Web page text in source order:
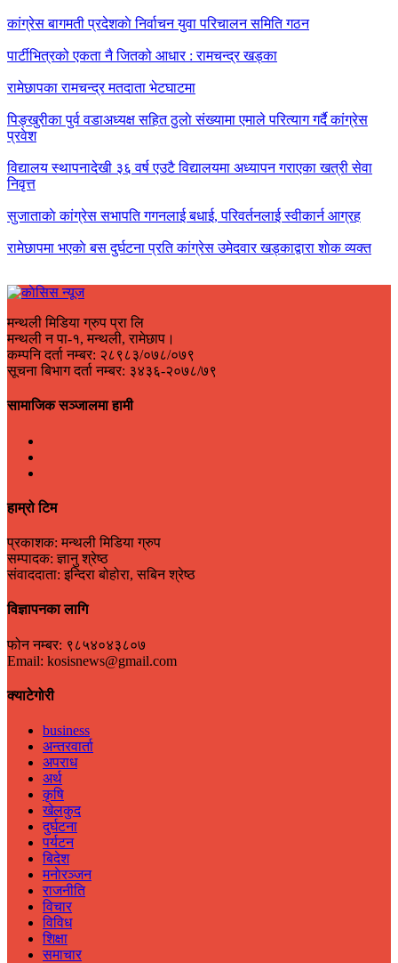
कांग्रेस बागमती प्रदेशकाे निर्वाचन युवा परिचालन समिति गठन
पार्टीभित्रको एकता नै जितको आधार : रामचन्द्र खड्का
रामेछापका रामचन्द्र मतदाता भेटघाटमा
पिङ्खुरीका पुर्व वडाअध्यक्ष सहित ठुलाे संख्यामा एमाले परित्याग गर्दै कांग्रेस
प्रवेश
विद्यालय स्थापनादेखी ३६ वर्ष एउटै विद्यालयमा अध्यापन गराएका खत्री सेवा
निवृत्त
सुजाताकाे कांग्रेस सभापति गगनलाई बधाई, परिवर्तनलाई स्वीकार्न आग्रह
रामेछापमा भएकाे बस दुर्घटना प्रति कांग्रेस उमेदवार खड्काद्वारा शाेक व्यक्त
मन्थली मिडिया ग्रुप प्रा लि
मन्थली न पा-१, मन्थली, रामेछाप।
कम्पनि दर्ता नम्बर: २८९८३/०७८/०७९
सूचना बिभाग दर्ता नम्बर: ३४३६-२०७८/७९
सामाजिक सञ्जालमा हामी
हाम्रो टिम
प्रकाशक: मन्थली मिडिया ग्रुप
सम्पादक: ज्ञानु श्रेष्ठ
संवाददाता: इन्दिरा बोहोरा, सबिन श्रेष्ठ
विज्ञापनका लागि
फोन नम्बर: ९८५४०४३८०७
Email: kosisnews@gmail.com
क्याटेगोरी
business
अन्तरवार्ता
अपराध
अर्थ
कृषि
खेलकुद
दुर्घटना
पर्यटन
बिदेश
मनाेरञ्जन
राजनीति
विचार
विविध
शिक्षा
समाचार